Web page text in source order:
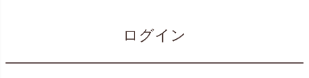
ログイン